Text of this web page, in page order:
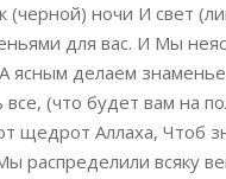
(черной) ночи И свет
для вас. И Мы
ясным делаем
(что будет вам на
щедрот Аллаха, Чтоб
распределили всяку